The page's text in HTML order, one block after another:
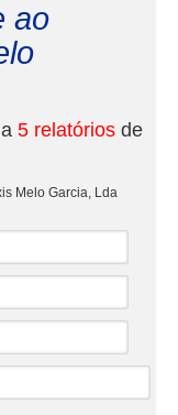
ao
5 relatórios de
Melo Garcia, Lda